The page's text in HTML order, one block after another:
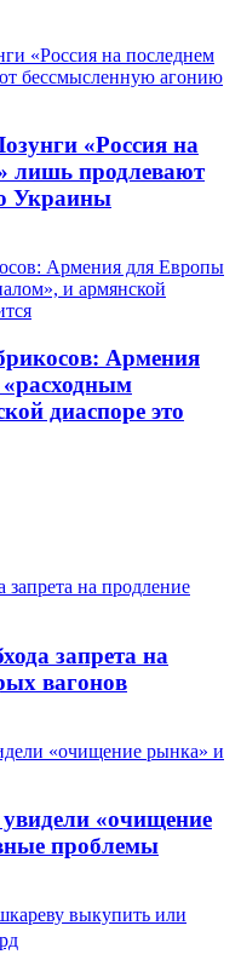
«Россия на
лишь продлевают
Украины
Армения
диаспоре это
запрета на
вагонов
«очищение
проблемы